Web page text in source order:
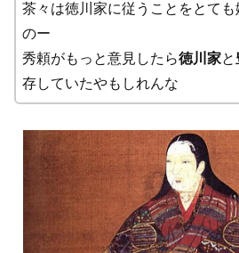
茶々は徳川家に従うことをとても
のー
秀頼がもっと意見したら徳川家と
存していたやもしれんな